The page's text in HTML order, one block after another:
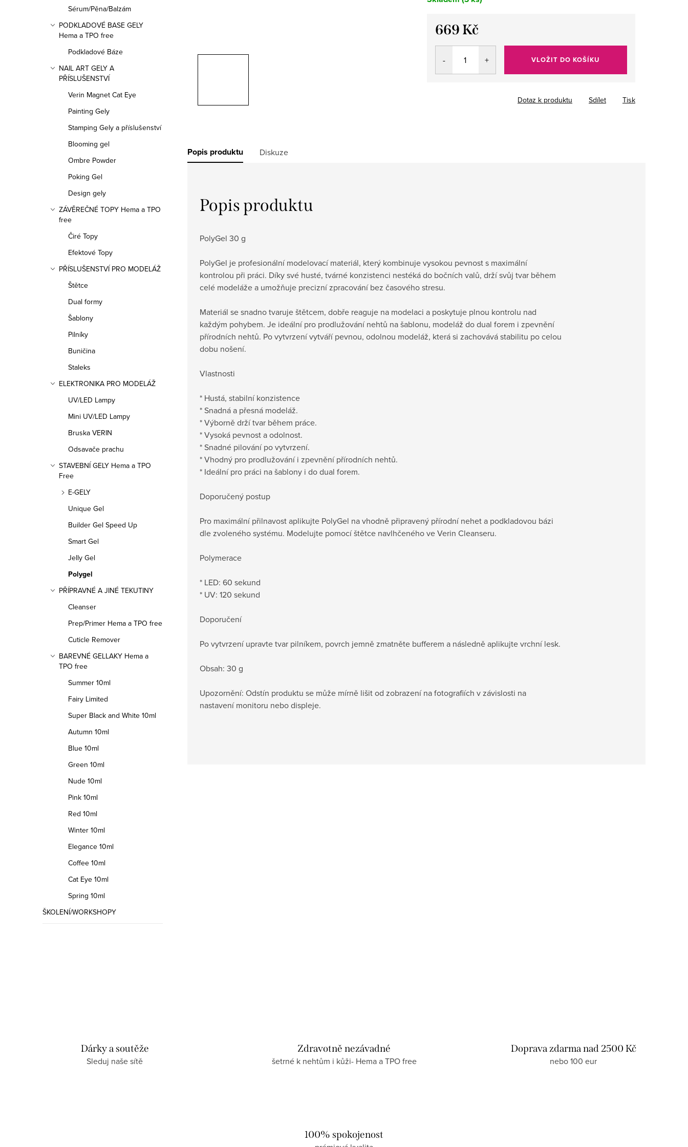
n
p
Sérum/Pěna/Balzám
PODKLADOVÉ BASE GELY
Hema a TPO free
Podkladové Báze
NAIL ART GELY A
PŘÍSLUŠENSTVÍ
Verin Magnet Cat Eye
Painting Gely
Stamping Gely a příslušenství
Blooming gel
Ombre Powder
Poking Gel
Design gely
ZÁVĚREČNÉ TOPY Hema a TPO
free
Čiré Topy
Efektové Topy
PŘÍSLUŠENSTVÍ PRO MODELÁŽ
Štětce
Dual formy
Šablony
Pilníky
Buničina
Staleks
ELEKTRONIKA PRO MODELÁŽ
UV/LED Lampy
Mini UV/LED Lampy
Bruska VERIN
Odsavače prachu
STAVEBNÍ GELY Hema a TPO
Free
E-GELY
Unique Gel
Builder Gel Speed Up
Smart Gel
Jelly Gel
Polygel
PŘÍPRAVNÉ A JINÉ TEKUTINY
Cleanser
Prep/Primer Hema a TPO free
Cuticle Remover
BAREVNÉ GELLAKY Hema a
TPO free
Summer 10ml
Fairy Limited
Super Black and White 10ml
Autumn 10ml
Blue 10ml
Green 10ml
Nude 10ml
Pink 10ml
Red 10ml
Winter 10ml
Elegance 10ml
Coffee 10ml
Cat Eye 10ml
Spring 10ml
ŠKOLENÍ/WORKSHOPY
669 Kč
Měrná
VLOŽIT DO KOŠÍKU
Tisk
Dotaz k produktu Sdílet
Popis produktu Diskuze
Popis produktu
PolyGel 30 g
PolyGel je profesionální modelovací materiál, který kombinuje vysokou pevnost s maximální
kontrolou při práci. Díky své husté, tvárné konzistenci nestéká do bočních valů, drží svůj tvar během
celé modeláže a umožňuje precizní zpracování bez časového stresu.
Materiál se snadno tvaruje štětcem, dobře reaguje na modelaci a poskytuje plnou kontrolu nad
každým pohybem. Je ideální pro prodlužování nehtů na šablonu, modeláž do dual forem i zpevnění
přírodních nehtů. Po vytvrzení vytváří pevnou, odolnou modeláž, která si zachovává stabilitu po celou
dobu nošení.
Vlastnosti
* Hustá, stabilní konzistence
* Snadná a přesná modeláž.
* Výborně drží tvar během práce.
* Vysoká pevnost a odolnost.
* Snadné pilování po vytvrzení.
* Vhodný pro prodlužování i zpevnění přírodních nehtů.
* Ideální pro práci na šablony i do dual forem.
Doporučený postup
Pro maximální přilnavost aplikujte PolyGel na vhodně připravený přírodní nehet a podkladovou bázi
dle zvoleného systému. Modelujte pomocí štětce navlhčeného ve Verin Cleanseru.
Polymerace
* LED: 60 sekund
* UV: 120 sekund
Doporučení
Po vytvrzení upravte tvar pilníkem, povrch jemně zmatněte bufferem a následně aplikujte vrchní lesk.
Obsah: 30 g
Upozornění: Odstín produktu se může mírně lišit od zobrazení na fotografiích v závislosti na
nastavení monitoru nebo displeje.
Dárky a soutěže
Sleduj naše sítě
Zdravotně nezávadné
šetrné k nehtům i kůži- Hema a TPO free
Doprava zdarma nad 2500 Kč
nebo 100 eur
100% spokojenost